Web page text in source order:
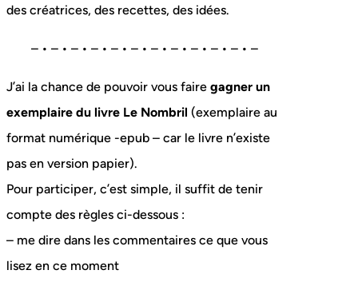
des créatrices, des recettes, des idées.
– • – • – • – • – • – • – • – • – • – • – • –
J’ai la chance de pouvoir vous faire gagner un
exemplaire du livre Le Nombril (exemplaire au
format numérique -epub – car le livre n’existe
pas en version papier).
Pour participer, c’est simple, il suffit de tenir
compte des règles ci-dessous :
– me dire dans les commentaires ce que vous
lisez en ce moment